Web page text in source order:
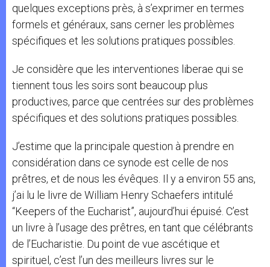
quelques exceptions près, à s’exprimer en termes
formels et généraux, sans cerner les problèmes
spécifiques et les solutions pratiques possibles.
Je considère que les interventiones liberae qui se
tiennent tous les soirs sont beaucoup plus
productives, parce que centrées sur des problèmes
spécifiques et des solutions pratiques possibles.
J’estime que la principale question à prendre en
considération dans ce synode est celle de nos
prêtres, et de nous les évêques. Il y a environ 55 ans,
j’ai lu le livre de William Henry Schaefers intitulé
“Keepers of the Eucharist”, aujourd’hui épuisé. C’est
un livre à l’usage des prêtres, en tant que célébrants
de l’Eucharistie. Du point de vue ascétique et
spirituel, c’est l’un des meilleurs livres sur le